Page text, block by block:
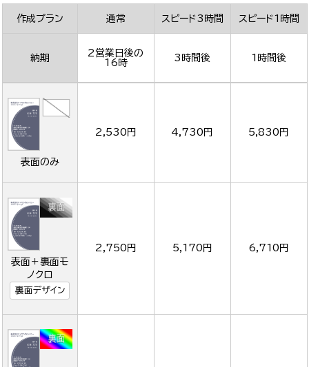
作成プラン 通常 スピード3時間 スピード1時間
納期
2営業日後の
16時
3時間後 1時間後
表面のみ
2,530円 4,730円 5,830円
表面＋裏面モ
ノクロ
裏面デザイン
2,750円 5,170円 6,710円